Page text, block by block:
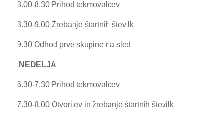
8.00-8.30 Prihod tekmovalcev
8.30-9.00 Žrebanje štartnih številk
9.30 Odhod prve skupine na sled
NEDELJA
6.30-7.30 Prihod tekmovalcev
7.30-8.00 Otvoritev in žrebanje štartnih številk